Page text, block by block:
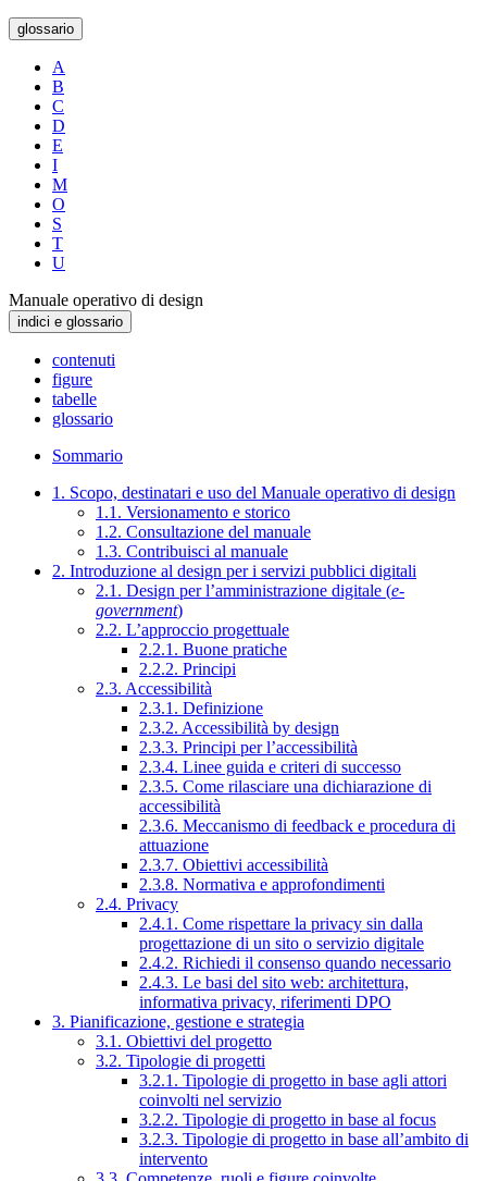
glossario
A
B
C
D
E
I
M
O
S
T
U
Manuale operativo di design
indici e glossario
contenuti
figure
tabelle
glossario
Sommario
1. Scopo, destinatari e uso del Manuale operativo di design
1.1. Versionamento e storico
1.2. Consultazione del manuale
1.3. Contribuisci al manuale
2. Introduzione al design per i servizi pubblici digitali
2.1. Design per l’amministrazione digitale (e-
government)
2.2. L’approccio progettuale
2.2.1. Buone pratiche
2.2.2. Principi
2.3. Accessibilità
2.3.1. Definizione
2.3.2. Accessibilità by design
2.3.3. Principi per l’accessibilità
2.3.4. Linee guida e criteri di successo
2.3.5. Come rilasciare una dichiarazione di
accessibilità
2.3.6. Meccanismo di feedback e procedura di
attuazione
2.3.7. Obiettivi accessibilità
2.3.8. Normativa e approfondimenti
2.4. Privacy
2.4.1. Come rispettare la privacy sin dalla
progettazione di un sito o servizio digitale
2.4.2. Richiedi il consenso quando necessario
2.4.3. Le basi del sito web: architettura,
informativa privacy, riferimenti DPO
3. Pianificazione, gestione e strategia
3.1. Obiettivi del progetto
3.2. Tipologie di progetti
3.2.1. Tipologie di progetto in base agli attori
coinvolti nel servizio
3.2.2. Tipologie di progetto in base al focus
3.2.3. Tipologie di progetto in base all’ambito di
intervento